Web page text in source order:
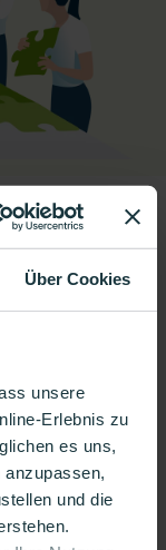
Über Cookies
unsere
Erlebnis zu
es uns,
anzupassen,
und die
Supplier